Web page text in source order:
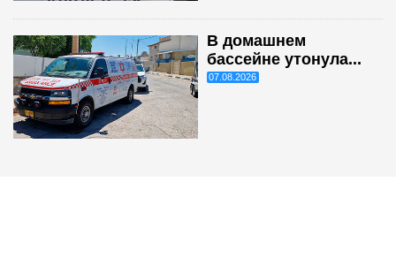
В домашнем
бассейне утонула...
07.08.2026